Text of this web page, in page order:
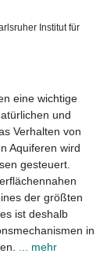
Institut für
eine wichtige
und
Verhalten von
Aquiferen wird
gesteuert.
der größten
ist deshalb
in
... mehr